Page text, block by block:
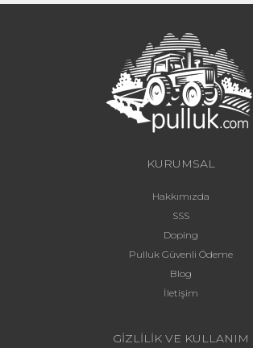
KURUMSAL
Hakkımızda
SSS
Doping
Pulluk Güvenli Ödeme
Blog
İletişim
GİZLİLİK VE KULLANIM